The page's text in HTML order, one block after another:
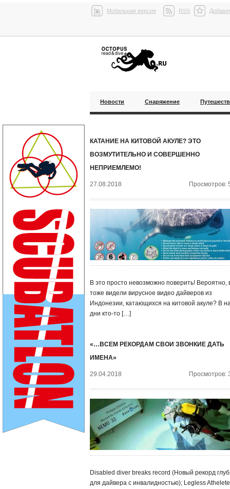
Мобильная версия RSS
Новости Снаряжение
КАТАНИЕ НА КИТОВОЙ АКУЛЕ? ЭТО
ВОЗМУТИТЕЛЬНО И СОВЕРШЕННО
НЕПРИЕМЛЕМО!
27.08.2018 Просмотров:
В это просто невозможно поверить! Вероятно,
тоже видели вирусное видео дайверов из
Индонезии, катающихся на китовой акуле? В
дни кто-то […]
«…ВСЕМ РЕКОРДАМ СВОИ ЗВОНКИЕ ДАТЬ
ИМЕНА»
29.04.2018 Просмотров:
Disabled diver breaks record (Новый рекорд
для дайвера с инвалидностью); Legless Athelete